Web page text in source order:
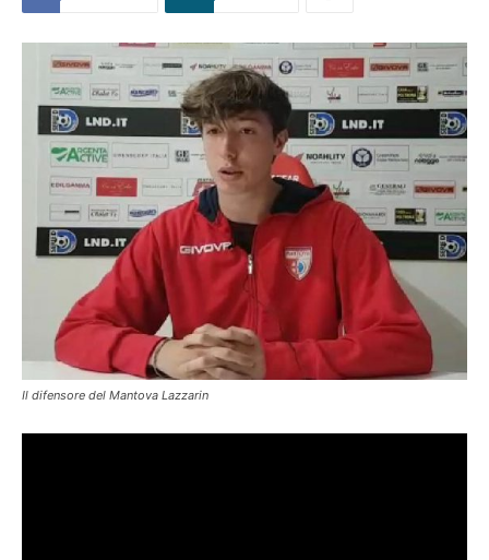
Il difensore del Mantova Lazzarin